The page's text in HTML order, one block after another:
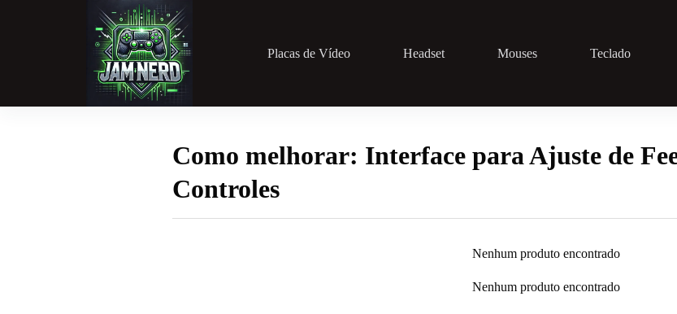
Placas de Vídeo Headset Mouses Teclado
Como melhorar: Interface para Ajuste de
Controles
Nenhum produto encontrado
Nenhum produto encontrado